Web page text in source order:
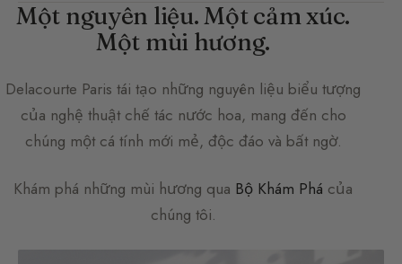
Một nguyên liệu. Một cảm xúc.
Một mùi hương.
Delacourte Paris tái tạo những nguyên liệu biểu tượng
của nghệ thuật chế tác nước hoa, mang đến cho
chúng một cá tính mới mẻ, độc đáo và bất ngờ.
Khám phá những mùi hương qua Bộ Khám Phá của
chúng tôi.